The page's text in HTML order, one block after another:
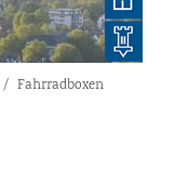
Fahrradboxen